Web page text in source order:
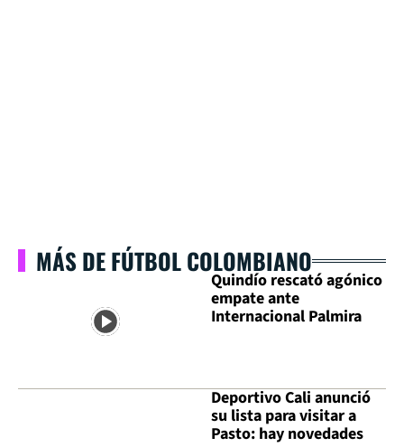
MÁS DE FÚTBOL COLOMBIANO
Quindío rescató agónico
empate ante
Internacional Palmira
Deportivo Cali anunció
su lista para visitar a
Pasto: hay novedades